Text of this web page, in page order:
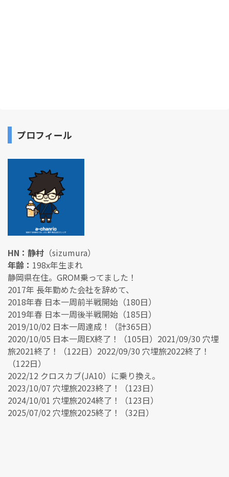
プロフィール
HN：静村 （sizumura）
年齢： 198x年生まれ
静岡県在住。GROM乗ってました！
2017年 長年勤めた会社を辞めて、
2018年春 日本一周前半戦開始（180日）
2019年春 日本一周後半戦開始（185日）
2019/10/02 日本一周達成！（計365日）
2020/10/05 日本一周EX終了！（105日）2021/09/30 穴埋
旅2021終了！（122日）2022/09/30 穴埋旅2022終了！
（122日）
2022/12 クロスカブ(JA10）に乗り換え。
2023/10/07 穴埋旅2023終了！（123日）
2024/10/01 穴埋旅2024終了！（123日）
2025/07/02 穴埋旅2025終了！（32日）